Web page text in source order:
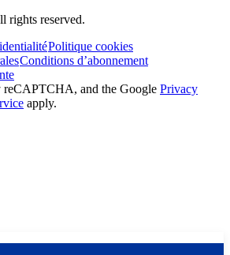
rights reserved.
Politique cookies
Conditions d’abonnement
reCAPTCHA, and the Google Privacy
apply.